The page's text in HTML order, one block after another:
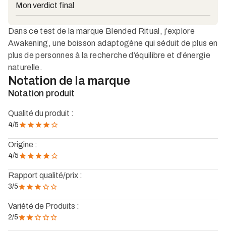
Mon verdict final
Dans ce test de la marque Blended Ritual, j’explore
Awakening, une boisson adaptogène qui séduit de plus en
plus de personnes à la recherche d’équilibre et d’énergie
naturelle.
Notation de la marque
Notation produit
Qualité du produit :
4/5
Origine :
4/5
Rapport qualité/prix :
3/5
Variété de Produits :
2/5